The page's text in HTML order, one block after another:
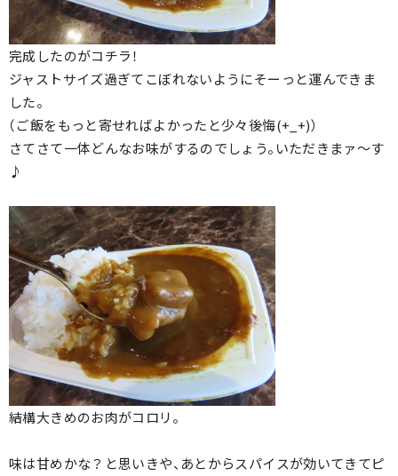
完成したのがコチラ！
ジャストサイズ過ぎてこぼれないようにそーっと運んできま
した。
（ご飯をもっと寄せればよかったと少々後悔(+_+)）
さてさて一体どんなお味がするのでしょう。いただきまァ～す
♪
結構大きめのお肉がコロリ。
味は甘めかな？と思いきや、あとからスパイスが効いてきてピ